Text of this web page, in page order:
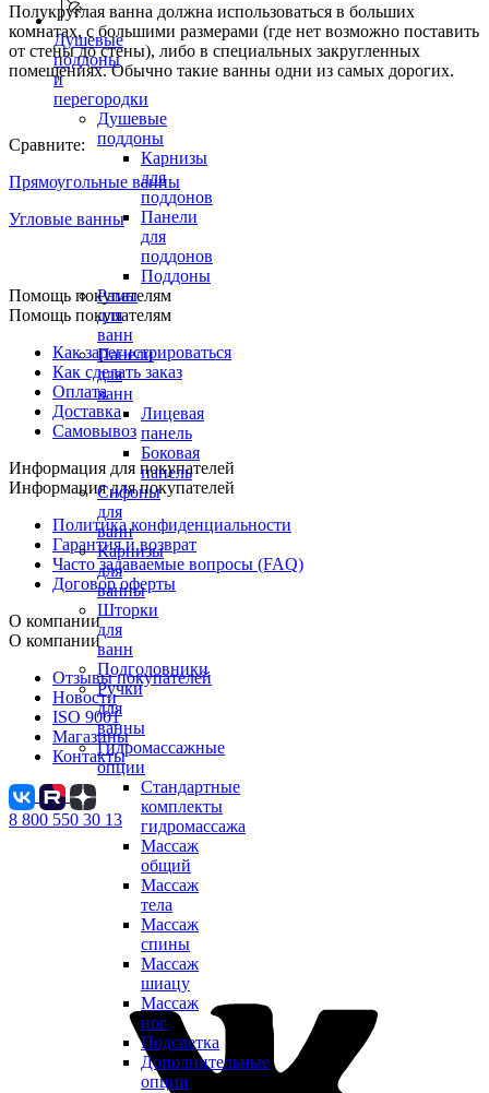
Душевые
поддоны
и
перегородки
Душевые
поддоны
Карнизы
для
поддонов
Панели
для
поддонов
Поддоны
Рамы
для
ванн
Панели
для
ванн
Лицевая
панель
Боковая
панель
Сифоны
для
ванн
Карнизы
для
ванны
Шторки
для
ванн
Подголовники
Ручки
для
ванны
Гидромассажные
опции
Стандартные
комплекты
гидромассажа
Массаж
общий
Массаж
тела
Массаж
спины
Массаж
шиацу
Массаж
ног
Подсветка
Дополнительные
опции
Полукруглая ванна должна использоваться в больших
комнатах, с большими размерами (где нет возможно поставить
от стены до стены), либо в специальных закругленных
помещениях. Обычно такие ванны одни из самых дорогих.
Сравните:
Прямоугольные ванны
Угловые ванны
Помощь покупателям
Помощь покупателям
Как зарегистрироваться
Как сделать заказ
Оплата
Доставка
Самовывоз
Информация для покупателей
Информация для покупателей
Политика конфиденциальности
Гарантия и возврат
Часто задаваемые вопросы (FAQ)
Договор оферты
О компании
О компании
Отзывы покупателей
Новости
ISO 9001
Магазины
Контакты
8 800 550 30 13